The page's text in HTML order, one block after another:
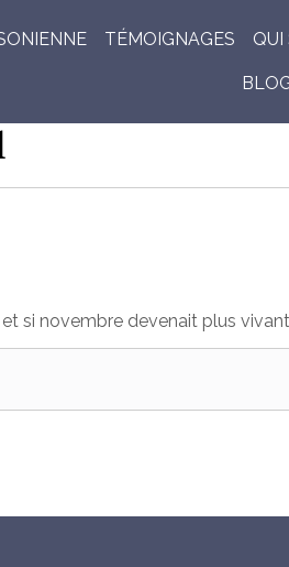
TÉMOIGNAGES QUI
si novembre devenait plus